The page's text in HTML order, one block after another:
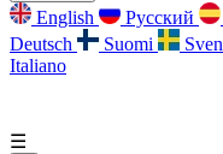
English Русский
Deutsch
Suomi
Italiano
☰